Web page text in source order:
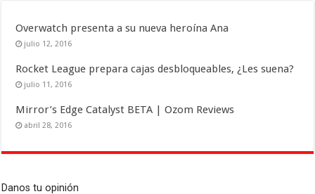
Overwatch presenta a su nueva heroína Ana
julio 12, 2016
Rocket League prepara cajas desbloqueables, ¿Les suena?
julio 11, 2016
Mirror’s Edge Catalyst BETA | Ozom Reviews
abril 28, 2016
Danos tu opinión